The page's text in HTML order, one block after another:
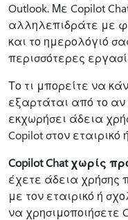
Outlook. Με Copilot
αλληλεπιδράτε με
και το ημερολόγιό
περισσότερες
Το τι μπορείτε να
εξαρτάται από το αν
εκχωρήσει άδεια
Copilot στον
Copilot Chat χωρίς
έχετε άδεια χρήσης
με τον εταιρικό ή
να χρησιμοποιήσετε